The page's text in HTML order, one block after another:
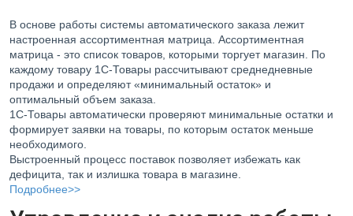
В основе работы системы автоматического заказа лежит
настроенная ассортиментная матрица. Ассортиментная
матрица - это список товаров, которыми торгует магазин. По
каждому товару 1С-Товары рассчитывают среднедневные
продажи и определяют «минимальный остаток» и
оптимальный объем заказа.
1С-Товары автоматически проверяют минимальные остатки и
формирует заявки на товары, по которым остаток меньше
необходимого.
Выстроенный процесс поставок позволяет избежать как
дефицита, так и излишка товара в магазине.
Подробнее>>